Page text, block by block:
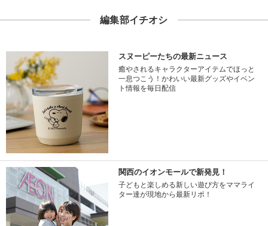
編集部イチオシ
スヌーピーたちの最新ニュース
癒やされるキャラクターアイテムでほっと
一息つこう！かわいい最新グッズやイベン
ト情報を毎日配信
関西のイオンモールで新発見！
子どもと楽しめる新しい遊び方をママライ
ター達が現地から最新リポ！